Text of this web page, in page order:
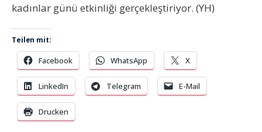
kadınlar günü etkinliği gerçekleştiriyor. (YH)
Teilen mit:
Facebook WhatsApp X
LinkedIn Telegram E-Mail
Drucken